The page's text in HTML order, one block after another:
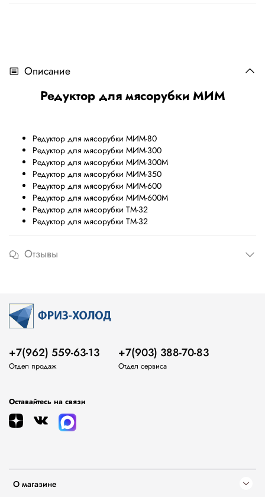
Описание
Редуктор для мясорубки МИМ
Редуктор для мясорубки МИМ-80
Редуктор для мясорубки МИМ-300
Редуктор для мясорубки МИМ-300М
Редуктор для мясорубки МИМ-350
Редуктор для мясорубки МИМ-600
Редуктор для мясорубки МИМ-600М
Редуктор для мясорубки ТМ-32
Редуктор для мясорубки ТМ-32
Отзывы
О магазине
+7(962) 559-63-13
Отдел продаж
+7(903) 388-70-83
Отдел сервиса
Оставайтесь на связи